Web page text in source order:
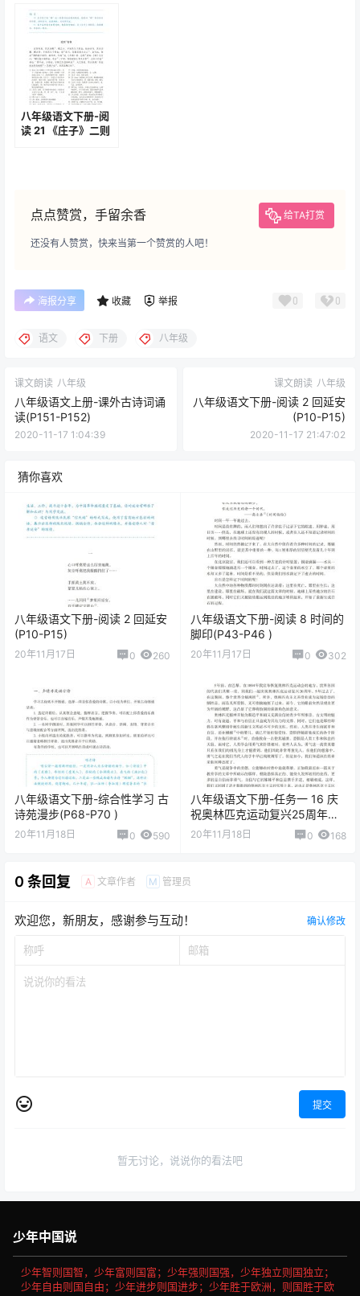
八年级语文下册-阅
读 21 《庄子》二则
点点赞赏，手留余香 给TA打赏
还没有人赞赏，快来当第一个赞赏的人吧！
海报分享 收藏 举报 0 0
语文 下册 八年级
课文朗读 八年级
八年级语文上册-课外古诗词诵
读(P151-P152)
2020-11-17 1:04:39
课文朗读 八年级
八年级语文下册-阅读 2 回延安
(P10-P15)
2020-11-17 21:47:02
猜你喜欢
八年级语文下册-阅读 2 回延安
(P10-P15)
20年11月17日 0 260
八年级语文下册-阅读 8 时间的
脚印(P43-P46 )
20年11月17日 0 302
八年级语文下册-综合性学习 古
诗苑漫步(P68-P70 )
20年11月18日 0 590
八年级语文下册-任务一 16 庆
祝奥林匹克运动复兴25周年
(P89-P91 )
20年11月18日 0 168
0 条回复 A 文章作者 M 管理员
欢迎您，新朋友，感谢参与互动！ 确认修改
提交
暂无讨论，说说你的看法吧
少年中国说
少年智则国智，少年富则国富；少年强则国强，少年独立则国独立；
少年自由则国自由；少年进步则国进步；少年胜于欧洲，则国胜于欧